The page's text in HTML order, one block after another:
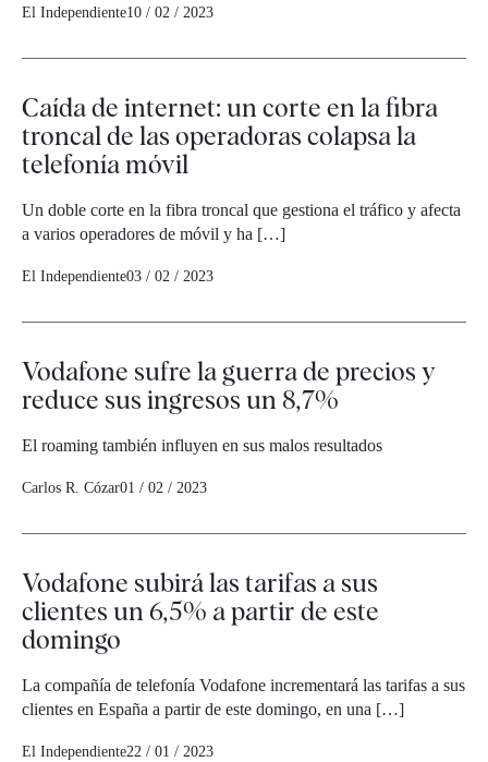
El Independiente10 / 02 / 2023
Caída de internet: un corte en la fibra
troncal de las operadoras colapsa la
telefonía móvil
Un doble corte en la fibra troncal que gestiona el tráfico y afecta
a varios operadores de móvil y ha […]
El Independiente03 / 02 / 2023
Vodafone sufre la guerra de precios y
reduce sus ingresos un 8,7%
El roaming también influyen en sus malos resultados
Carlos R. Cózar01 / 02 / 2023
Vodafone subirá las tarifas a sus
clientes un 6,5% a partir de este
domingo
La compañía de telefonía Vodafone incrementará las tarifas a sus
clientes en España a partir de este domingo, en una […]
El Independiente22 / 01 / 2023